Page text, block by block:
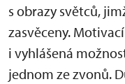
s obrazy světců,
zasvěceny.
i vyhlášená
jednom ze zvonů.